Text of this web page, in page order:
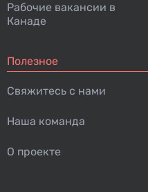
Рабочие вакансии в
Канаде
Полезное
Свяжитесь с нами
Наша команда
О проекте